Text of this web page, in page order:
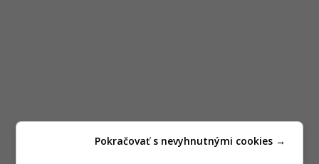
Pokračovať s nevyhnutnými cookies →